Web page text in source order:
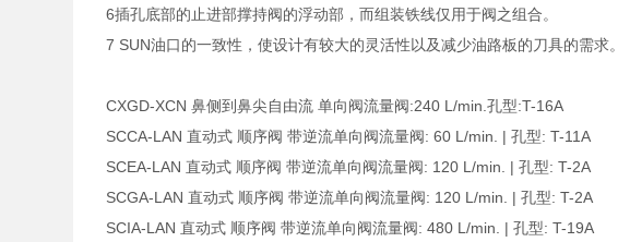
6插孔底部的止进部撑持阀的浮动部，而组装铁线仅用于阀之组合。
7 SUN油口的一致性，使设计有较大的灵活性以及减少油路板的刀具的需求。
CXGD-XCN 鼻侧到鼻尖自由流 单向阀流量阀:240 L/min.孔型:T-16A
SCCA-LAN 直动式 顺序阀 带逆流单向阀流量阀: 60 L/min. | 孔型: T-11A
SCEA-LAN 直动式 顺序阀 带逆流单向阀流量阀: 120 L/min. | 孔型: T-2A
SCGA-LAN 直动式 顺序阀 带逆流单向阀流量阀: 120 L/min. | 孔型: T-2A
SCIA-LAN 直动式 顺序阀 带逆流单向阀流量阀: 480 L/min. | 孔型: T-19A